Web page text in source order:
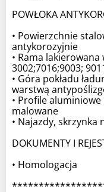
POWŁOKA
• Powierzchnie
antykorozyjnie
• Rama lakierowana
3002;7016;9003;
• Góra pokładu
warstwą
• Profile
malowane
• Najazdy, skrzynka
DOKUMENTY I
• Homologacja